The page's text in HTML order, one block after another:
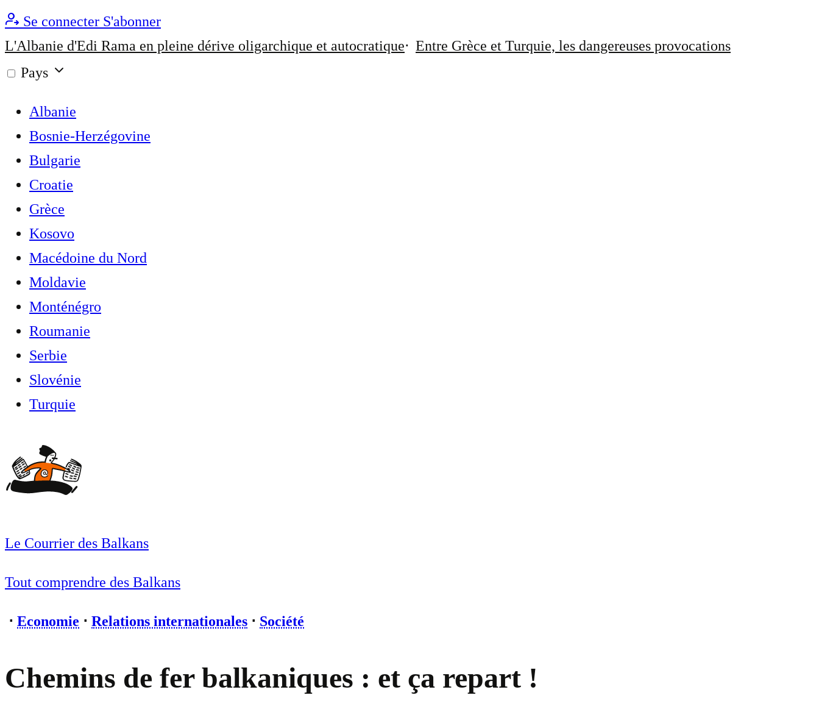
Se connecter S'abonner
L'Albanie d'Edi Rama en pleine dérive oligarchique et autocratique
Entre Grèce et Turquie, les dangereuses provocations
Pays
Albanie
Bosnie-Herzégovine
Bulgarie
Croatie
Grèce
Kosovo
Macédoine du Nord
Moldavie
Monténégro
Roumanie
Serbie
Slovénie
Turquie
Le Courrier des Balkans
Tout comprendre des Balkans
⋅ Economie ⋅ Relations internationales ⋅ Société
Chemins de fer balkaniques : et ça repart !